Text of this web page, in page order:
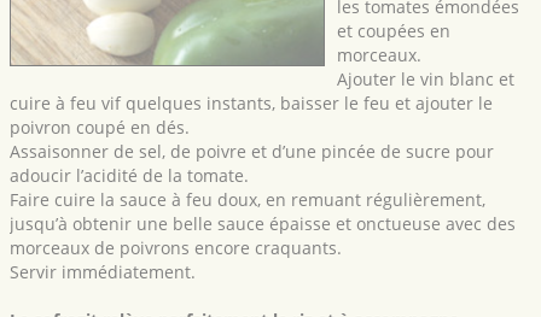
les tomates émondées
et coupées en
morceaux.
Ajouter le vin blanc et
cuire à feu vif quelques instants, baisser le feu et ajouter le
poivron coupé en dés.
Assaisonner de sel, de poivre et d’une pincée de sucre pour
adoucir l’acidité de la tomate.
Faire cuire la sauce à feu doux, en remuant régulièrement,
jusqu’à obtenir une belle sauce épaisse et onctueuse avec des
morceaux de poivrons encore craquants.
Servir immédiatement.